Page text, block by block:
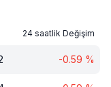
24 saatlik Değişim
-0.59 %